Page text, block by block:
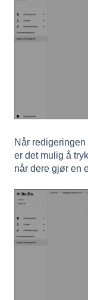
Når
er det mulig å
når dere gjør en